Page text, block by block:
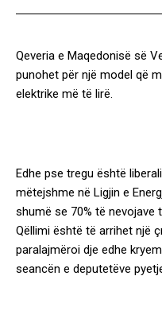
Qeveria e Maqedonisë së
punohet për një model që
elektrike më të lirë.
Edhe pse tregu është
mëtejshme në Ligjin e
shumë se 70% të nevojave
Qëllimi është të arrihet një
paralajmëroi dje edhe
seancën e deputetëve